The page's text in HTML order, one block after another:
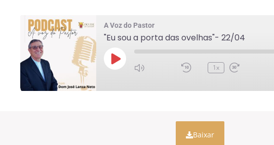
A Voz do Pastor
"Eu sou a porta das ovelhas"- 22/04
1x
Baixar